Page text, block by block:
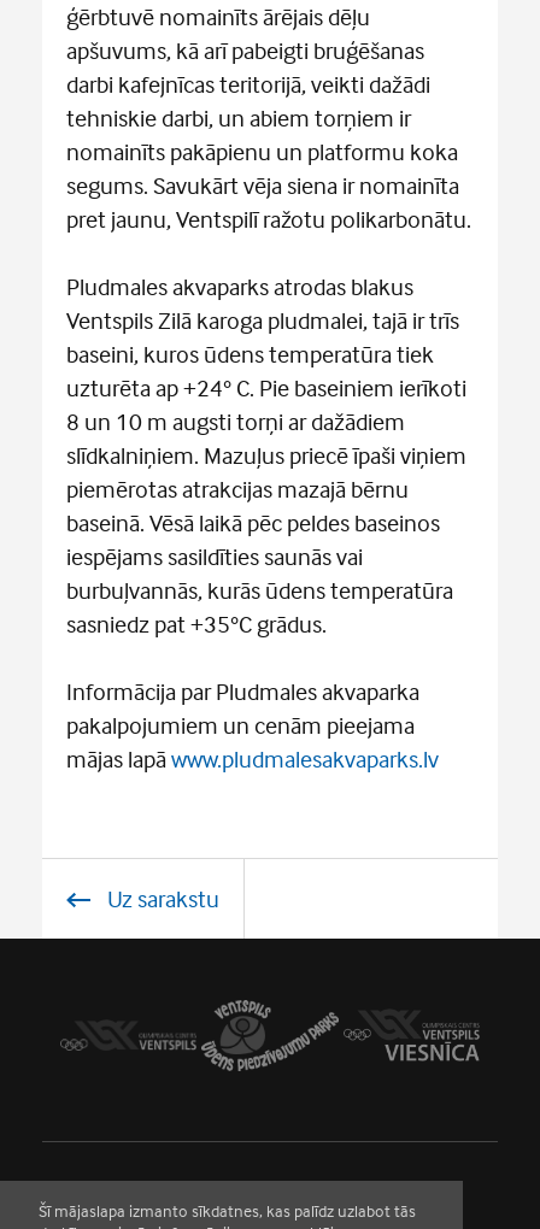
Šī mājaslapa izmanto sīkdatnes, kas palīdz uzlabot tās
ģērbtuvē nomainīts ārējais dēļu
apšuvums, kā arī pabeigti bruģēšanas
darbi kafejnīcas teritorijā, veikti dažādi
tehniskie darbi, un abiem torņiem ir
nomainīts pakāpienu un platformu koka
segums. Savukārt vēja siena ir nomainīta
pret jaunu, Ventspilī ražotu polikarbonātu.
Pludmales akvaparks atrodas blakus
Ventspils Zilā karoga pludmalei, tajā ir trīs
baseini, kuros ūdens temperatūra tiek
uzturēta ap +24° C. Pie baseiniem ierīkoti
8 un 10 m augsti torņi ar dažādiem
slīdkalniņiem. Mazuļus priecē īpaši viņiem
piemērotas atrakcijas mazajā bērnu
baseinā. Vēsā laikā pēc peldes baseinos
iespējams sasildīties saunās vai
burbuļvannās, kurās ūdens temperatūra
sasniedz pat +35°C grādus.
Informācija par Pludmales akvaparka
pakalpojumiem un cenām pieejama
mājas lapā www.pludmalesakvaparks.lv
Uz sarakstu